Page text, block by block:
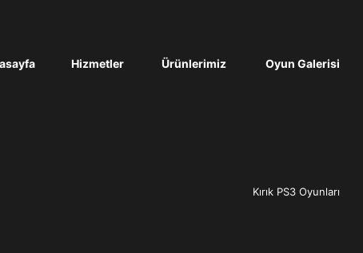
Hizmetler Ürünlerimiz Oyun Galerisi
Kırık PS3 Oyunları